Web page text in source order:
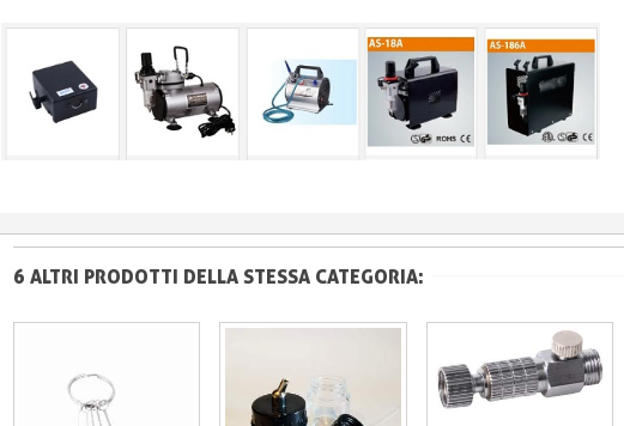
6 ALTRI PRODOTTI DELLA STESSA CATEGORIA: